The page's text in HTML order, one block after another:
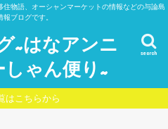
物語、オーシャンマーケットの情報などの与論島
報ブログです。
~はなアンニ
ゃん便り~
search
はこちらから